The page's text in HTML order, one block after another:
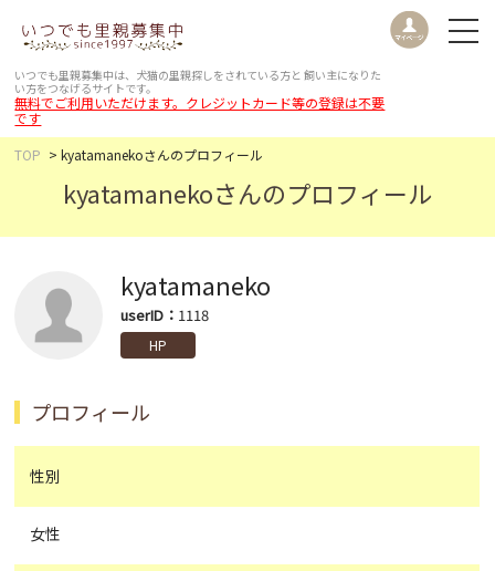
いつでも里親募集中は、犬猫の里親探しをされている方と 飼い主になりた
い方をつなげるサイトです。
無料でご利用いただけます。クレジットカード等の登録は不要
です
TOP
kyatamanekoさんのプロフィール
kyatamanekoさんのプロフィール
kyatamaneko
userID： 1118
HP
プロフィール
性別
女性